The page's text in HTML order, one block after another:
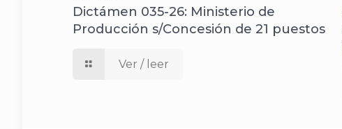
Dictámen 035-26: Ministerio de
Producción s/Concesión de 21 puestos
Ver / leer